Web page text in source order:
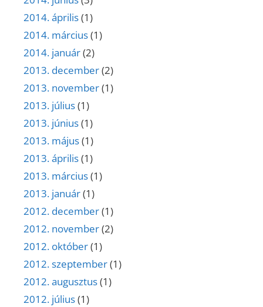
2014. április(1)
2014. március(1)
2014. január(2)
2013. december(2)
2013. november(1)
2013. július(1)
2013. június(1)
2013. május(1)
2013. április(1)
2013. március(1)
2013. január(1)
2012. december(1)
2012. november(2)
2012. október(1)
2012. szeptember(1)
2012. augusztus(1)
2012. július(1)